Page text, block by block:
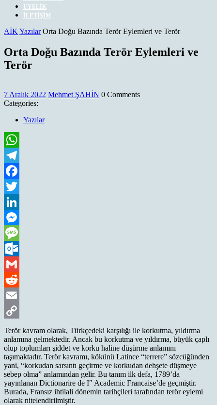
ÜYELIK
İLETIŞIM
CLOSE
AİK YazılarOrta Doğu Bazında Terör Eylemleri ve Terör
Orta Doğu Bazında Terör Eylemleri ve
Terör
7 Aralık 2022 7Mehmet ŞAHİN Mehmet
0 Comments
Categories:
Yazılar
WhatsApp
Telegram
Facebook
Twitter
LinkedIn
Messenger
Message
Outlook.com
Gmail
Reddit
Email
Copy
Link
Terör kavram olarak, Türkçedeki karşılığı ile korkutma, yıldırma
anlamına gelmektedir. Ancak bu korkutma ve yıldırma, büyük çaplı
olup toplumları şiddet ve korku haline düşürme anlamını
taşımaktadır. Terör kavramı, kökünü Latince “terrere” sözcüğünden
yani, “korkudan sarsıntı geçirme ve korkudan dehşete düşmeye
sebep olma” anlamından gelir. Bu tanım ilk defa, 1789’da
yayınlanan Dictionarire de I‟ Academic Francaise’de geçmiştir.
Burada, Fransız ihtilali dönemin tarihçileri tarafından terör eylemi
olarak nitelendirilmiştir.